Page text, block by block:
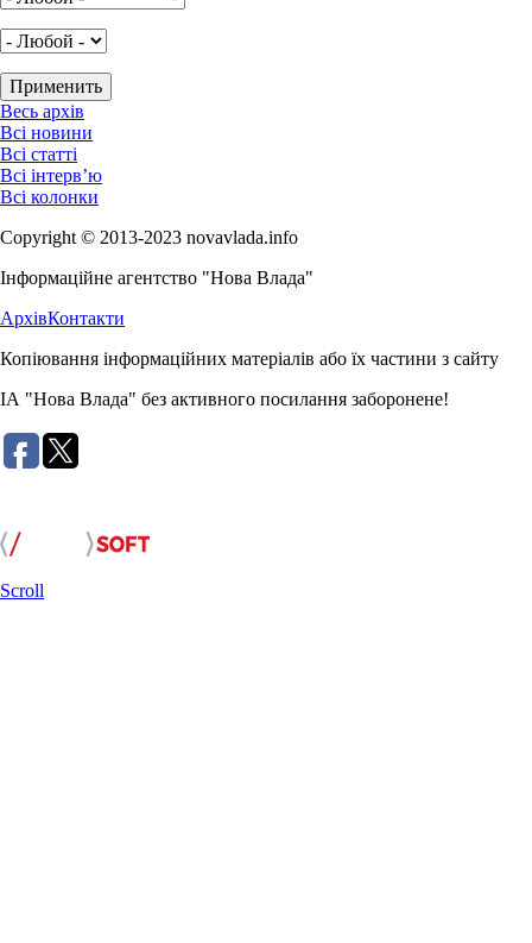
Весь архів
Всі новини
Всі статті
Всі інтерв’ю
Всі колонки
Copyright © 2013-2023 novavlada.info
Інформаційне агентство "Нова Влада"
АрхівКонтакти
Копіювання інформаційних матеріалів або їх частини з сайту
ІА "Нова Влада" без активного посилання заборонене!
Scroll